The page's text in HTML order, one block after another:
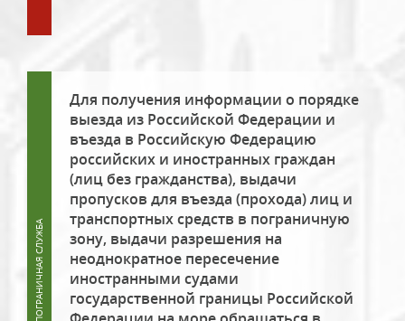
Для получения информации о порядке
выезда из Российской Федерации и
въезда в Российскую Федерацию
российских и иностранных граждан
(лиц без гражданства), выдачи
пропусков для въезда (прохода) лиц и
транспортных средств в пограничную
зону, выдачи разрешения на
неоднократное пересечение
иностранными судами
государственной границы Российской